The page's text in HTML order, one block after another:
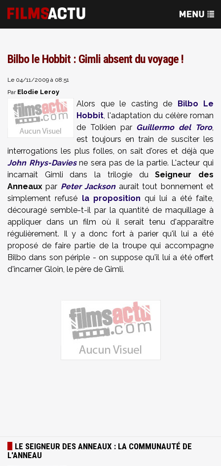
Bilbo le Hobbit : Gimli absent du voyage !
Le 04/11/2009 à 08:51
Par Elodie Leroy
Alors que le casting de Bilbo Le
Hobbit, l'adaptation du célère roman
de Tolkien par Guillermo del Toro,
est toujours en train de susciter les
interrogations les plus folles, on sait d'ores et déjà que
John Rhys-Daviesne sera pas de la partie. L'acteur qui
incarnait Gimli dans la trilogie duSeigneur des
Anneauxpar Peter Jacksonaurait tout bonnement et
simplement refusé la proposition qui lui a été faite,
découragé semble-t-il par la quantité de maquillage à
appliquer dans un film où il serait tenu d'apparaître
régulièrement. Il y a donc fort à parier qu'il lui a été
proposé de faire partie de la troupe qui accompagne
Bilbo dans son périple - on suppose qu'il lui a été offert
d'incarner Gloin, le père de Gimli.
LE SEIGNEUR DES ANNEAUX : LA COMMUNAUTÉ DE
L'ANNEAU